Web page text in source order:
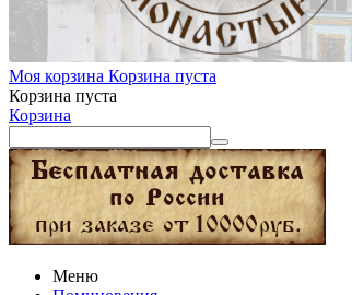
Моя корзина Корзина пуста
Корзина пуста
Корзина
Меню